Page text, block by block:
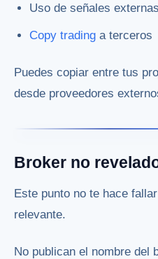
Uso de señales
Copy trading a terceros
Puedes copiar entre tus
desde proveedores
Broker no
Este punto no te hace
relevante.
No publican el nombre del